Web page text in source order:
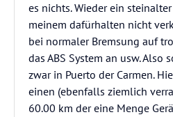
es nichts. Wieder ein
meinem dafürhalten nicht
bei normaler Bremsung auf
das ABS System an usw. Also
zwar in Puerto der Carmen.
einen (ebenfalls ziemlich
60.00 km der eine Menge